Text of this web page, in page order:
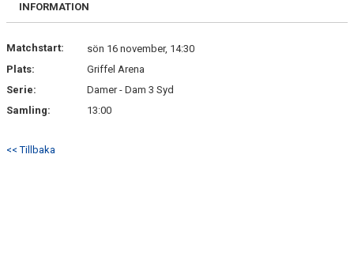
KONTAKT & KANSLI
DOKUMENT
INFORMATION
Matchstart:
sön 16 november, 14:30
Plats:
Griffel Arena
Serie:
Damer - Dam 3 Syd
Samling:
13:00
<< Tillbaka